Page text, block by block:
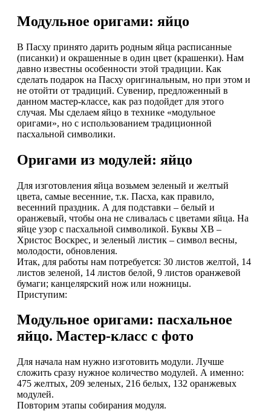
Модульное оригами: яйцо
В Пасху принято дарить родным яйца расписанные
(писанки) и окрашенные в один цвет (крашенки). Нам
давно известны особенности этой традиции. Как
сделать подарок на Пасху оригинальным, но при этом и
не отойти от традиций. Сувенир, предложенный в
данном мастер-классе, как раз подойдет для этого
случая. Мы сделаем яйцо в технике «модульное
оригами», но с использованием традиционной
пасхальной символики.
Оригами из модулей: яйцо
Для изготовления яйца возьмем зеленый и желтый
цвета, самые весенние, т.к. Пасха, как правило,
весенний праздник. А для подставки – белый и
оранжевый, чтобы она не сливалась с цветами яйца. На
яйце узор с пасхальной символикой. Буквы ХВ –
Христос Воскрес, и зеленый листик – символ весны,
молодости, обновления.
Итак, для работы нам потребуется: 30 листов желтой, 14
листов зеленой, 14 листов белой, 9 листов оранжевой
бумаги; канцелярский нож или ножницы.
Приступим:
Модульное оригами: пасхальное
яйцо. Мастер-класс с фото
Для начала нам нужно изготовить модули. Лучше
сложить сразу нужное количество модулей. А именно:
475 желтых, 209 зеленых, 216 белых, 132 оранжевых
модулей.
Повторим этапы собирания модуля.